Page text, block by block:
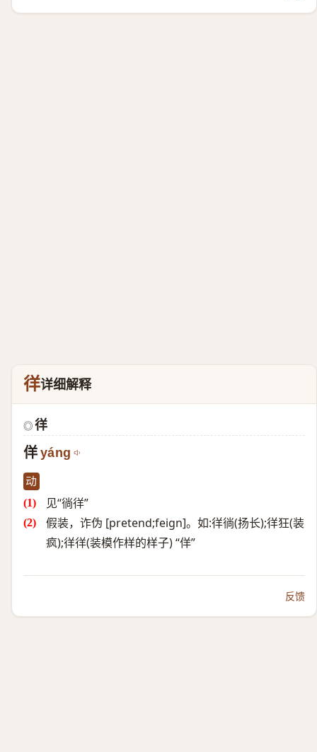
徉详细解释
◎ 徉
佯 yáng
动
见“徜徉”
假装，诈伪 [pretend;feign]。如:徉徜(扬长);徉狂(装
疯);徉徉(装模作样的样子) “佯”
反馈